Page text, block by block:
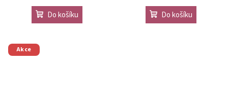
Do košíku Do košíku
Akce